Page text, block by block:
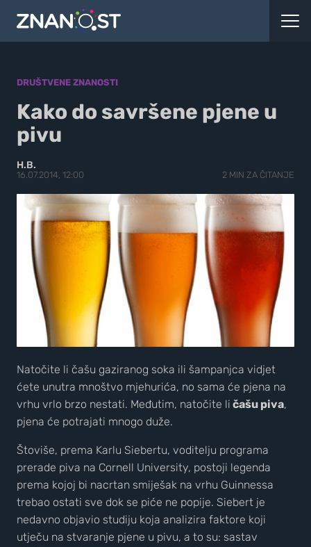
DRUŠTVENE ZNANOSTI
Kako do savršene pjene u
pivu
H.B.
16.07.2014, 12:00 2 MIN ZA ČITANJE
Natočite li čašu gaziranog soka ili šampanjca vidjet
ćete unutra mnoštvo mjehurića, no sama će pjena na
vrhu vrlo brzo nestati. Međutim, natočite li čašu piva,
pjena će potrajati mnogo duže.
Štoviše, prema Karlu Siebertu, voditelju programa
prerade piva na Cornell University, postoji legenda
prema kojoj bi nacrtan smiješak na vrhu Guinnessa
trebao ostati sve dok se piće ne popije. Siebert je
nedavno objavio studiju koja analizira faktore koji
utječu na stvaranje pjene u pivu, a to su: sastav